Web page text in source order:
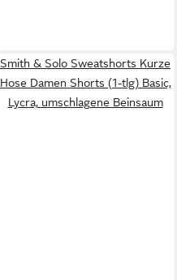
Smith & Solo Sweatshorts Kurze
Hose Damen Shorts (1-tlg) Basic,
Lycra, umschlagene Beinsaum